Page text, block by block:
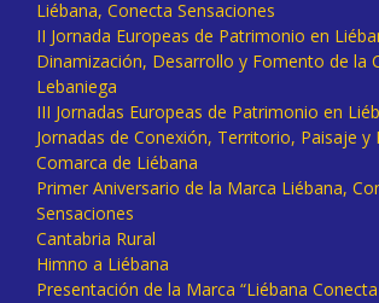
Liébana, Conecta Sensaciones
II Jornada Europeas de Patrimonio en
Dinamización, Desarrollo y Fomento de la
Lebaniega
III Jornadas Europeas de Patrimonio en
Jornadas de Conexión, Territorio, Paisaje y
Comarca de Liébana
Primer Aniversario de la Marca Liébana,
Sensaciones
Cantabria Rural
Himno a Liébana
Presentación de la Marca “Liébana